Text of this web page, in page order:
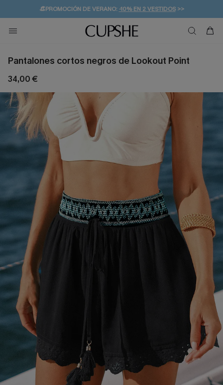
👒PROMOCIÓN DE VERANO:-10% EN 2 VESTIDOS>>
💌¡SUSCRIBIRSE & GANAR -10% EXTRA!
🚚ENVÍO GRATUITO A PARTIR DE 49 € >>
Pantalones cortos negros de Lookout Point
34,00 €